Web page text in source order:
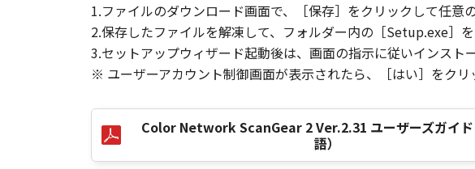
No. I010G020618
1.ファイルのダウンロード画面で、［保存］をクリックして任意
2.保存したファイルを解凍して、フォルダー内の［Setup.exe］を
3.セットアップウィザード起動後は、画面の指示に従いインスト
※ ユーザーアカウント制御画面が表示されたら、［はい］をクリ
Color Network ScanGear 2 Ver.2.31 ユーザーズガイ
語）